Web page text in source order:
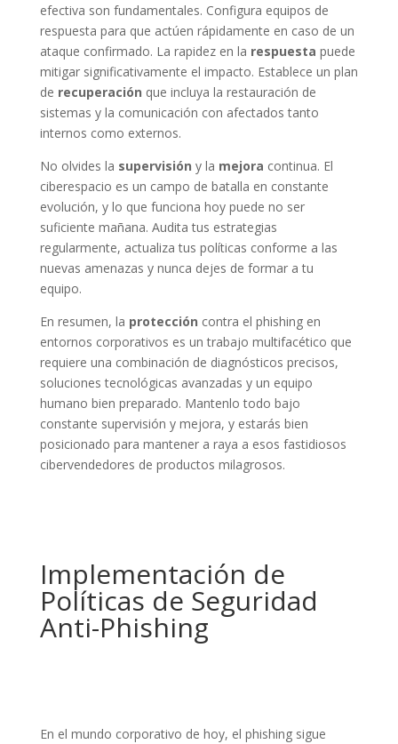
efectiva son fundamentales. Configura equipos de
respuesta para que actúen rápidamente en caso de un
ataque confirmado. La rapidez en la respuesta puede
mitigar significativamente el impacto. Establece un plan
de recuperación que incluya la restauración de
sistemas y la comunicación con afectados tanto
internos como externos.
No olvides la supervisión y la mejora continua. El
ciberespacio es un campo de batalla en constante
evolución, y lo que funciona hoy puede no ser
suficiente mañana. Audita tus estrategias
regularmente, actualiza tus políticas conforme a las
nuevas amenazas y nunca dejes de formar a tu
equipo.
En resumen, la protección contra el phishing en
entornos corporativos es un trabajo multifacético que
requiere una combinación de diagnósticos precisos,
soluciones tecnológicas avanzadas y un equipo
humano bien preparado. Mantenlo todo bajo
constante supervisión y mejora, y estarás bien
posicionado para mantener a raya a esos fastidiosos
cibervendedores de productos milagrosos.
Implementación de
Políticas de Seguridad
Anti-Phishing
En el mundo corporativo de hoy, el phishing sigue